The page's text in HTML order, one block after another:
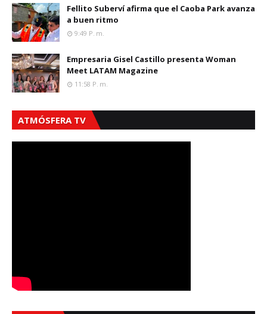
Fellito Suberví afirma que el Caoba Park avanza
a buen ritmo
9:49 P. M.
Empresaria Gisel Castillo presenta Woman
Meet LATAM Magazine
11:58 P. M.
ATMÓSFERA TV